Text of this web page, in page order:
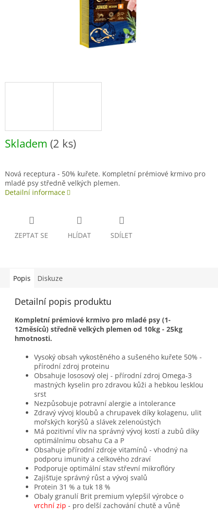
Skladem (2 ks)
Nová receptura - 50% kuřete. Kompletní prémiové krmivo pro
mladé psy středně velkých plemen.
Detailní informace
ZEPTAT SE HLÍDAT SDÍLET
Popis Diskuze
Detailní popis produktu
Kompletní prémiové krmivo pro mladé psy (1-
12měsíců) středně velkých plemen od 10kg - 25kg
hmotnosti.
Vysoký obsah vykostěného a sušeného kuřete 50% -
přírodní zdroj proteinu
Obsahuje lososový olej - přírodní zdroj Omega-3
mastných kyselin pro zdravou kůži a hebkou lesklou
srst
Nezpůsobuje potravní alergie a intolerance
Zdravý vývoj kloubů a chrupavek díky kolagenu, ulit
mořských korýšů a slávek zelenoústých
Má pozitivní vliv na správný vývoj kostí a zubů díky
optimálnímu obsahu Ca a P
Obsahuje přírodní zdroje vitamínů - vhodný na
podporu imunity a celkového zdraví
Podporuje optimální stav střevní mikroflóry
Zajišťuje správný růst a vývoj svalů
Protein 31 % a tuk 18 %
Obaly granulí Brit premium vylepšil výrobce o
vrchní zip - pro delší zachování chutě a vůně